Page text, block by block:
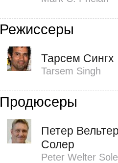
Режиссеры
Тарсем Сингх
Tarsem Singh
Продюсеры
Петер
Солер
Peter Welter